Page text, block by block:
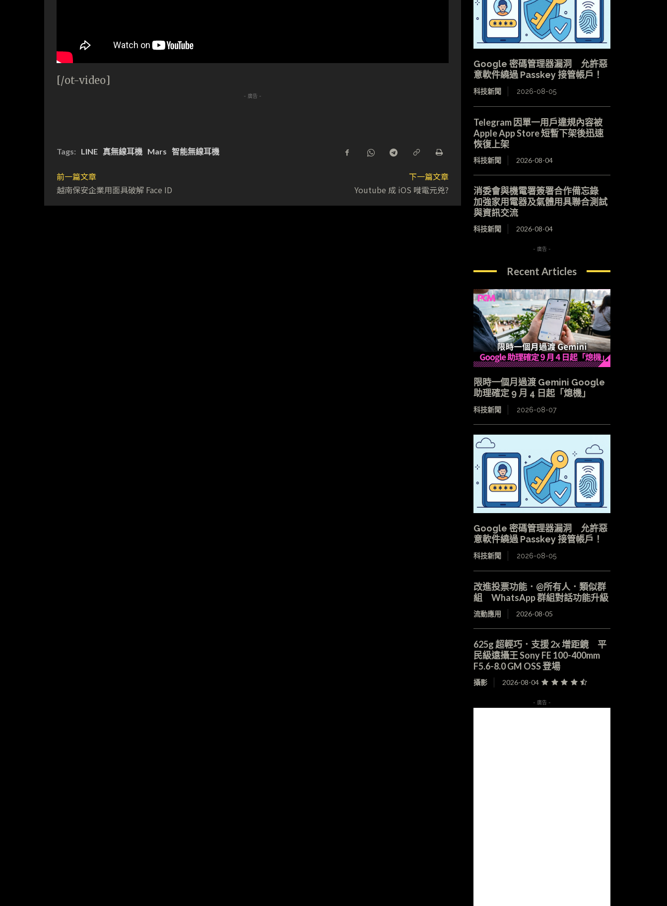
[/ot-video]
- 廣告 -
Tags: LINE 真無線耳機 Mars 智能無線耳機
前一篇文章
越南保安企業用面具破解 Face ID
下一篇文章
Youtube 成 iOS 嘥電元兇?
Google 密碼管理器漏洞 允許惡
意軟件繞過 Passkey 接管帳戶！
科技新聞 2026-08-05
Telegram 因單一用戶違規內容被
Apple App Store 短暫下架後迅速
恢復上架
科技新聞 2026-08-04
消委會與機電署簽署合作備忘錄
加強家用電器及氣體用具聯合測試
與資訊交流
科技新聞 2026-08-04
- 廣告 -
Recent Articles
限時一個月過渡 Gemini Google
助理確定 9 月 4 日起「熄機」
科技新聞 2026-08-07
Google 密碼管理器漏洞 允許惡
意軟件繞過 Passkey 接管帳戶！
科技新聞 2026-08-05
改進投票功能．@所有人．類似群
組 WhatsApp 群組對話功能升級
流動應用 2026-08-05
625g 超輕巧．支援 2x 增距鏡 平
民級遠攝王 Sony FE 100-400mm
F5.6-8.0 GM OSS 登場
攝影 2026-08-04
- 廣告 -